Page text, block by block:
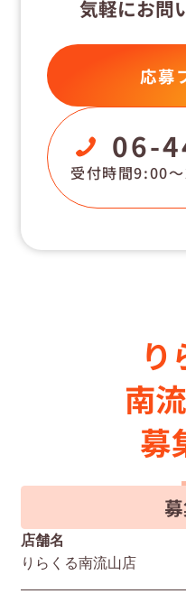
気軽にお問
応募
06-
受付時間9:00
り
南
募
店舗名
りらくる南流山店